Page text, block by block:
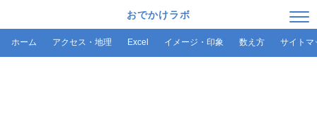
おでかけラボ
ホーム アクセス・地理 Excel イメージ・印象 数え方 サイトマ